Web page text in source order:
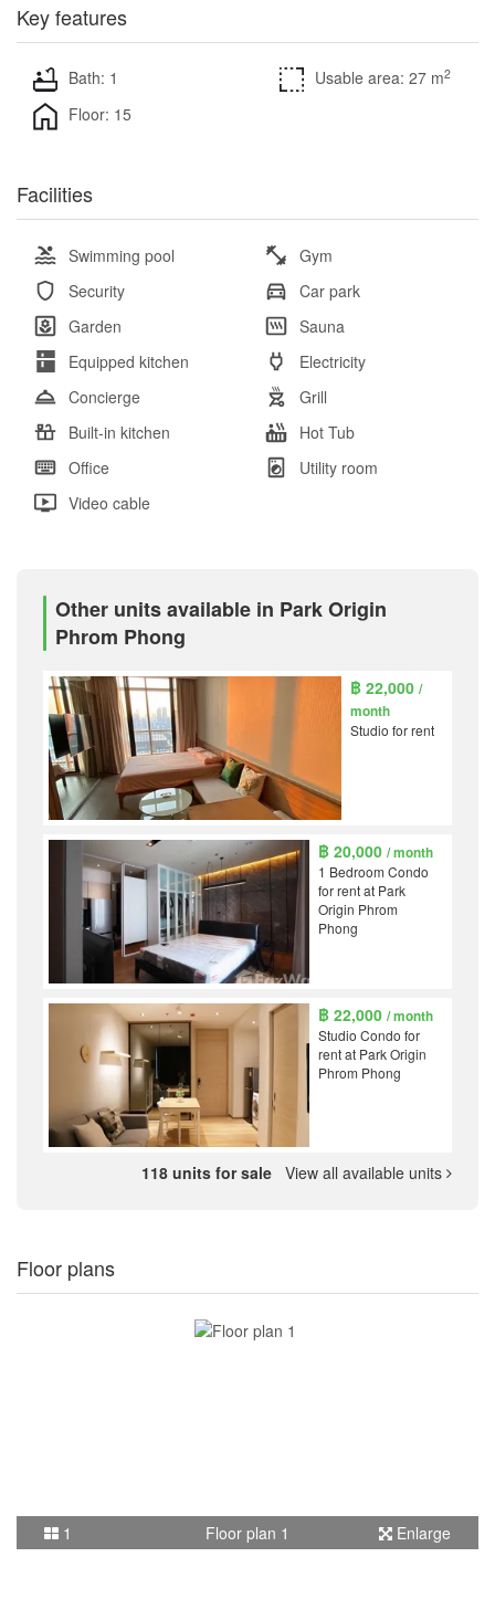
Key features
Bath: 1 Usable area: 27 m2
Floor: 15
Facilities
Swimming pool
Gym
Security
Car park
Garden
Sauna
Equipped kitchen
Electricity
Concierge
Grill
Built-in kitchen
Hot Tub
Office
Utility room
Video cable
Other units available in Park Origin
Phrom Phong
฿ 22,000 /
month
Studio for rent
฿ 20,000/ month
1 Bedroom Condo
for rent at Park
Origin Phrom
Phong
฿ 22,000/ month
Studio Condo for
rent at Park Origin
Phrom Phong
118 units for sale View all available units
Floor plans
1 Floor plan 1 Enlarge